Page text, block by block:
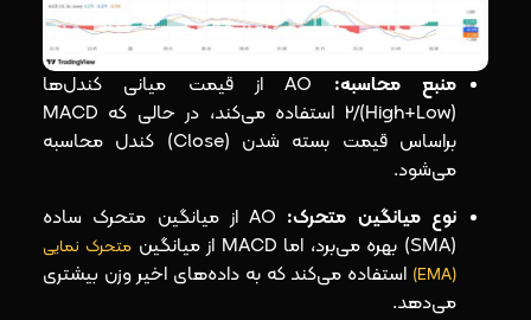
منبع محاسبه:
AO از قیمت میانی کندل‌ها
(High+Low)/2 استفاده می‌کند، در حالی که MACD
براساس قیمت بسته شدن (Close) کندل محاسبه
می‌شود.
نوع میانگین متحرک:
AO از میانگین متحرک ساده
(SMA) بهره می‌برد، اما MACD از میانگین
متحرک نمایی
(EMA)
استفاده می‌کند که به داده‌های اخیر وزن بیشتری
می‌دهد.